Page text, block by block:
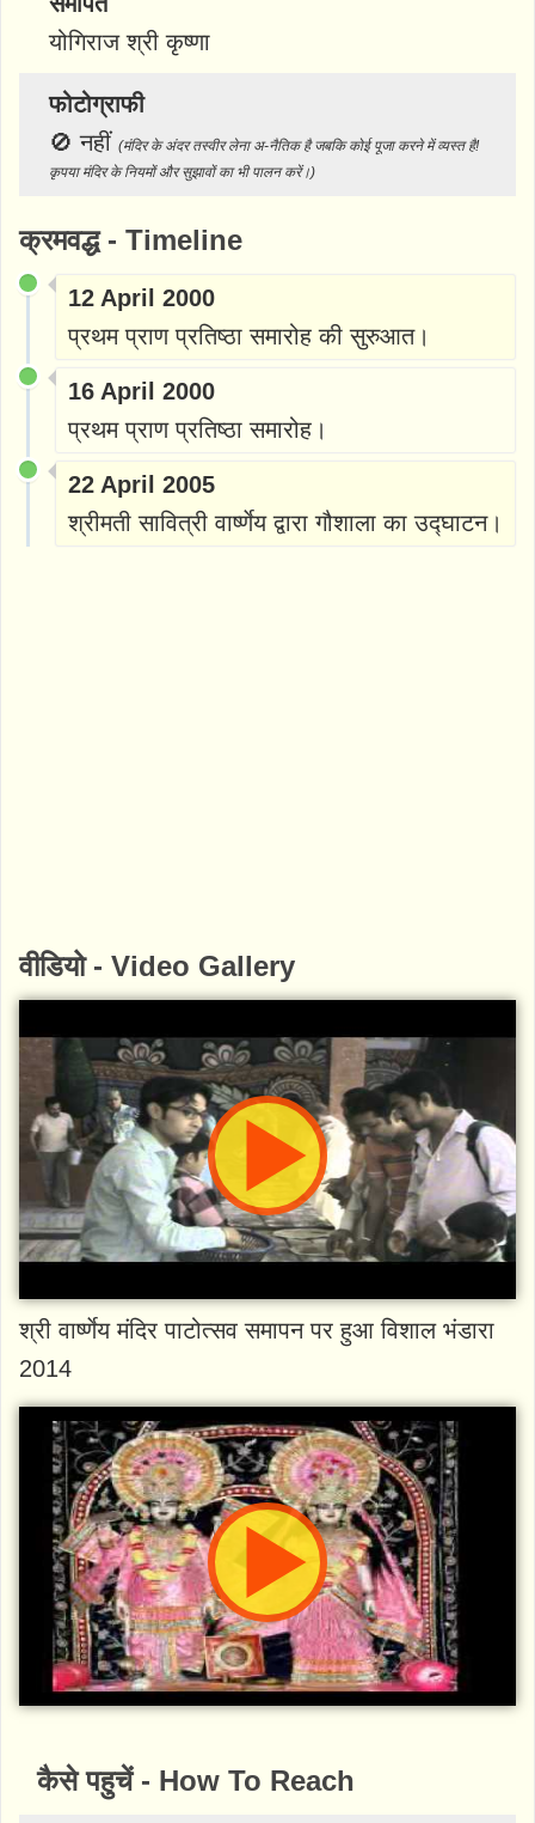
योगिराज श्री कृष्णा
फोटोग्राफी
🚫नहीं (मंदिर के अंदर तस्वीर लेना अ-नैतिक है जबकि कोई पूजा करने में व्यस्त है!
कृपया मंदिर के नियमों और सुझावों का भी पालन करें।)
क्रमवद्ध - Timeline
12 April 2000
प्रथम प्राण प्रतिष्ठा समारोह की सुरुआत।
16 April 2000
प्रथम प्राण प्रतिष्ठा समारोह।
22 April 2005
श्रीमती सावित्री वार्ष्णेय द्वारा गौशाला का उद्घाटन।
वीडियो - Video Gallery
श्री वार्ष्णेय मंदिर पाटोत्सव समापन पर हुआ विशाल भंडारा
2014
कैसे पहुचें - How To Reach